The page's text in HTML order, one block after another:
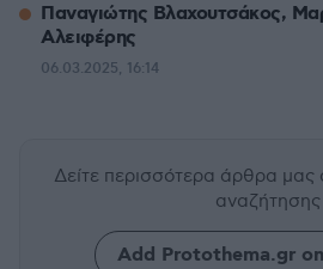
Παναγιώτης Βλαχουτσάκος,
Αλειφέρης
06.03.2025, 16:14
Δείτε περισσότερα άρθρα μας
αναζήτησης
Add Protothema.gr